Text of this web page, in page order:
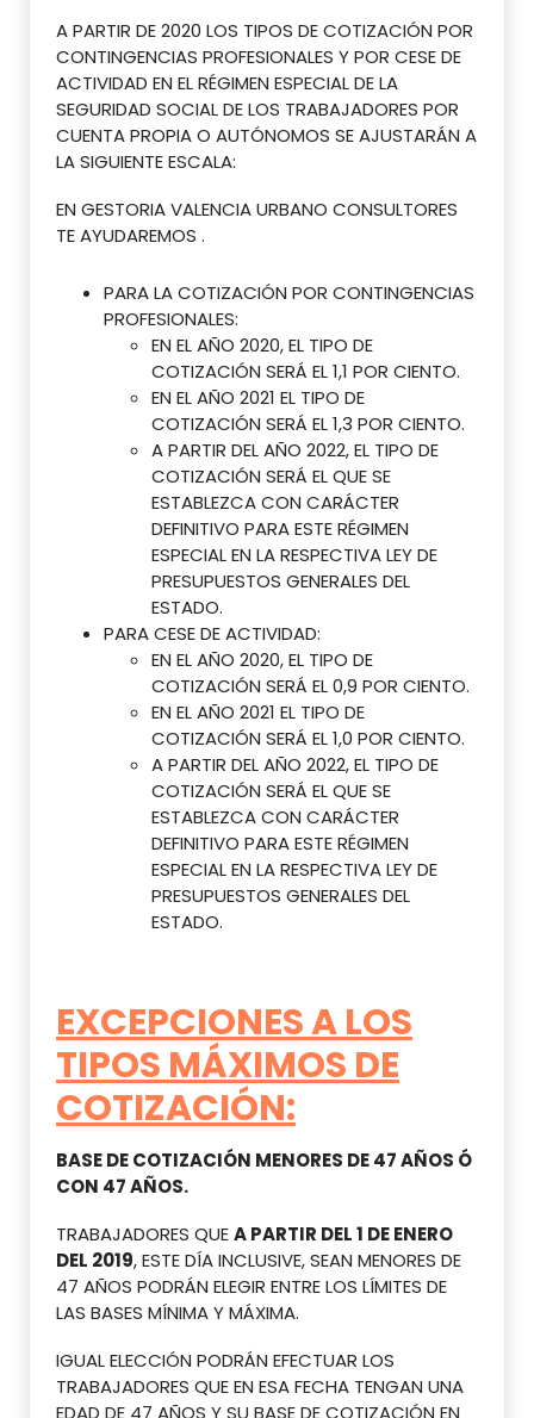
A PARTIR DE 2020 LOS TIPOS DE COTIZACIÓN POR
CONTINGENCIAS PROFESIONALES Y POR CESE DE
ACTIVIDAD EN EL RÉGIMEN ESPECIAL DE LA
SEGURIDAD SOCIAL DE LOS TRABAJADORES POR
CUENTA PROPIA O AUTÓNOMOS SE AJUSTARÁN A
LA SIGUIENTE ESCALA:
EN GESTORIA VALENCIA URBANO CONSULTORES
TE AYUDAREMOS .
PARA LA COTIZACIÓN POR CONTINGENCIAS
PROFESIONALES:
EN EL AÑO 2020, EL TIPO DE
COTIZACIÓN SERÁ EL 1,1 POR CIENTO.
EN EL AÑO 2021 EL TIPO DE
COTIZACIÓN SERÁ EL 1,3 POR CIENTO.
A PARTIR DEL AÑO 2022, EL TIPO DE
COTIZACIÓN SERÁ EL QUE SE
ESTABLEZCA CON CARÁCTER
DEFINITIVO PARA ESTE RÉGIMEN
ESPECIAL EN LA RESPECTIVA LEY DE
PRESUPUESTOS GENERALES DEL
ESTADO.
PARA CESE DE ACTIVIDAD:
EN EL AÑO 2020, EL TIPO DE
COTIZACIÓN SERÁ EL 0,9 POR CIENTO.
EN EL AÑO 2021 EL TIPO DE
COTIZACIÓN SERÁ EL 1,0 POR CIENTO.
A PARTIR DEL AÑO 2022, EL TIPO DE
COTIZACIÓN SERÁ EL QUE SE
ESTABLEZCA CON CARÁCTER
DEFINITIVO PARA ESTE RÉGIMEN
ESPECIAL EN LA RESPECTIVA LEY DE
PRESUPUESTOS GENERALES DEL
ESTADO.
EXCEPCIONES A LOS
TIPOS MÁXIMOS DE
COTIZACIÓN:
BASE DE COTIZACIÓN MENORES DE 47 AÑOS Ó
CON 47 AÑOS.
TRABAJADORES QUEA PARTIR DEL 1 DE ENERO
DEL 2019, ESTE DÍA INCLUSIVE, SEAN MENORES DE
47 AÑOS PODRÁN ELEGIR ENTRE LOS LÍMITES DE
LAS BASES MÍNIMA Y MÁXIMA.
IGUAL ELECCIÓN PODRÁN EFECTUAR LOS
TRABAJADORES QUE EN ESA FECHA TENGAN UNA
EDAD DE 47 AÑOS Y SU BASE DE COTIZACIÓN EN